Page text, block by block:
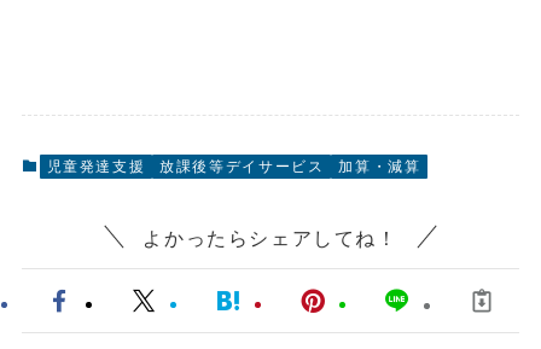
児童発達支援 放課後等デイサービス 加算・減算
よかったらシェアしてね！